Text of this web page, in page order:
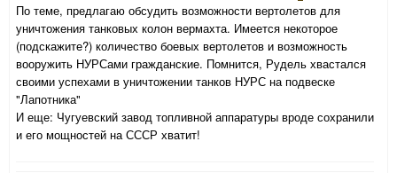
По теме, предлагаю обсудить возможности вертолетов для
уничтожения танковых колон вермахта. Имеется некоторое
(подскажите?) количество боевых вертолетов и возможность
вооружить НУРСами гражданские. Помнится, Рудель хвастался
своими успехами в уничтожении танков НУРС на подвеске
"Лапотника"
И еще: Чугуевский завод топливной аппаратуры вроде сохранили
и его мощностей на СССР хватит!